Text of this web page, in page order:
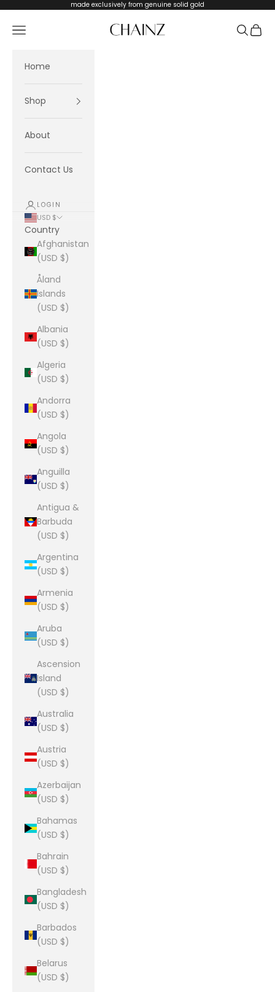
made exclusively from genuine solid gold
CHAINZ
Navigation menu Search
Cart
Home
Shop
About
Contact Us
LOGIN
USD $
Country
Afghanistan
(USD $)
Åland
Islands
(USD $)
Albania
(USD $)
Algeria
(USD $)
Andorra
(USD $)
Angola
(USD $)
Anguilla
(USD $)
Antigua &
Barbuda
(USD $)
Argentina
(USD $)
Armenia
(USD $)
Aruba
(USD $)
Ascension
Island
(USD $)
Australia
(USD $)
Austria
(USD $)
Azerbaijan
(USD $)
Bahamas
(USD $)
Bahrain
(USD $)
Bangladesh
(USD $)
Barbados
(USD $)
Belarus
(USD $)